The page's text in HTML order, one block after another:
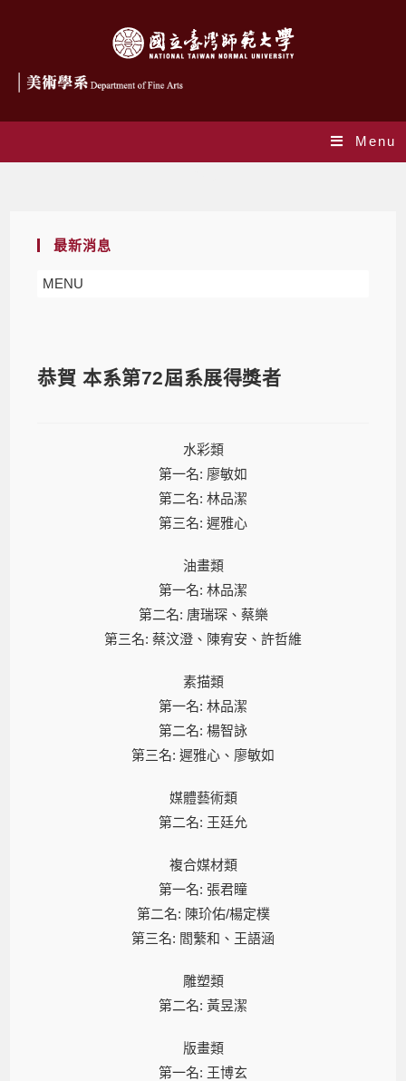
Menu
最新消息
MENU
恭賀 本系第72屆系展得獎者
水彩類
第一名: 廖敏如
第二名: 林品潔
第三名: 遲雅心
油畫類
第一名: 林品潔
第二名: 唐瑞琛、蔡樂
第三名: 蔡汶澄、陳宥安、許哲維
素描類
第一名: 林品潔
第二名: 楊智詠
第三名: 遲雅心、廖敏如
媒體藝術類
第二名: 王廷允
複合媒材類
第一名: 張君瞳
第二名: 陳玠佑/楊定樸
第三名: 閻蘩和、王語涵
雕塑類
第二名: 黃昱潔
版畫類
第一名: 王博玄